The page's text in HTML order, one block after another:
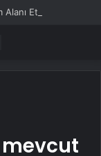
Etkilendi
mevcut